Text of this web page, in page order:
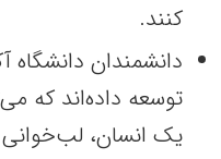
کنند.
دانشمندان
یک انسان،